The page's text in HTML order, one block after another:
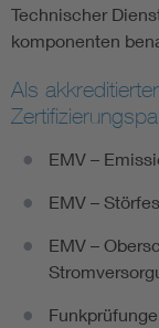
Technischer
komponenten
Als
EMV –
EMV –
EMV –